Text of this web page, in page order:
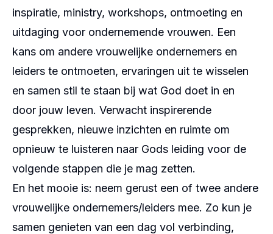
inspiratie, ministry, workshops, ontmoeting en
uitdaging voor ondernemende vrouwen. Een
kans om andere vrouwelijke ondernemers en
leiders te ontmoeten, ervaringen uit te wisselen
en samen stil te staan bij wat God doet in en
door jouw leven. Verwacht inspirerende
gesprekken, nieuwe inzichten en ruimte om
opnieuw te luisteren naar Gods leiding voor de
volgende stappen die je mag zetten.
En het mooie is: neem gerust een of twee andere
vrouwelijke ondernemers/leiders mee. Zo kun je
samen genieten van een dag vol verbinding,